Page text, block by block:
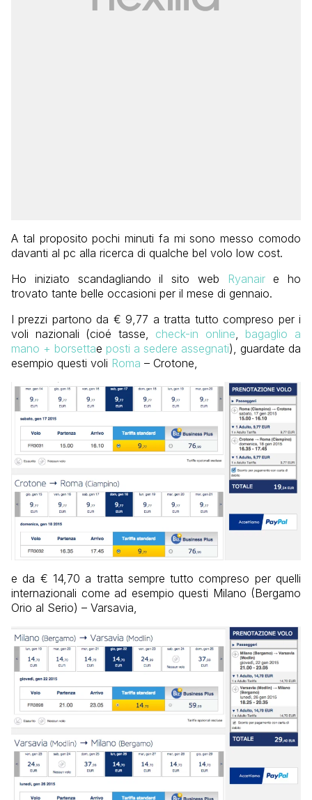
A tal proposito pochi minuti fa mi sono messo comodo
davanti al pc alla ricerca di qualche bel volo low cost.
Ho iniziato scandagliando il sito web
Ryanaire ho
trovato tante belle occasioni per il mese di gennaio.
I prezzi partono da € 9,77 a tratta tutto compreso per i
voli nazionali (cioé tasse, check-in online, bagaglio a
mano + borsettae posti a sedere assegnati), guardate da
esempio questi voli Roma – Crotone,
e da € 14,70 a tratta sempre tutto compreso per quelli
internazionali come ad esempio questi Milano (Bergamo
Orio al Serio) – Varsavia,